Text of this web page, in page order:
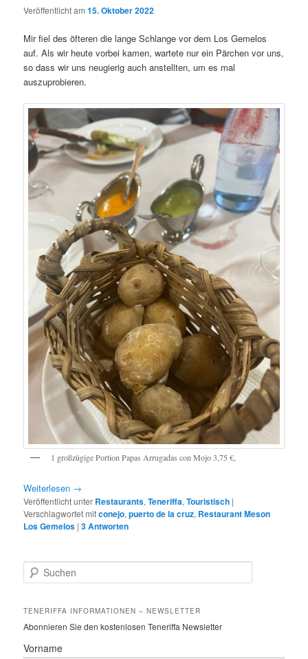
Veröffentlicht am15. Oktober 2022
Mir fiel des öfteren die lange Schlange vor dem Los Gemelos
auf. Als wir heute vorbei kamen, wartete nur ein Pärchen vor uns,
so dass wir uns neugierig auch anstellten, um es mal
auszuprobieren.
1 großzügige Portion Papas Arrugadas con Mojo 3,75 €,
Weiterlesen →
Veröffentlicht unter Restaurants,Teneriffa,Touristisch |
Verschlagwortet mitconejo,puerto de la cruz, Restaurant Meson
Los Gemelos |3Antworten
u
h
n
TENERIFFA INFORMATIONEN – NEWSLETTER
Abonnieren Sie den kostenlosen Teneriffa Newsletter
Vorname